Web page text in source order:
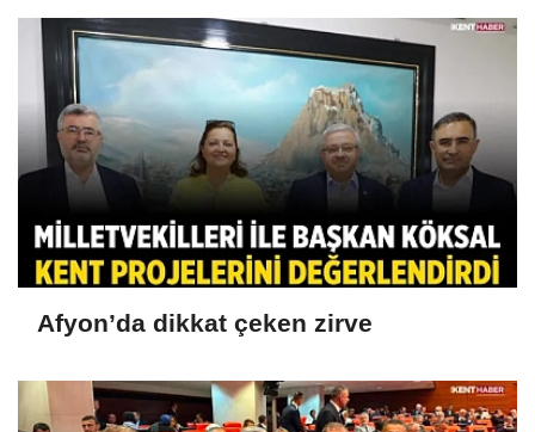
Afyon’da dikkat çeken zirve